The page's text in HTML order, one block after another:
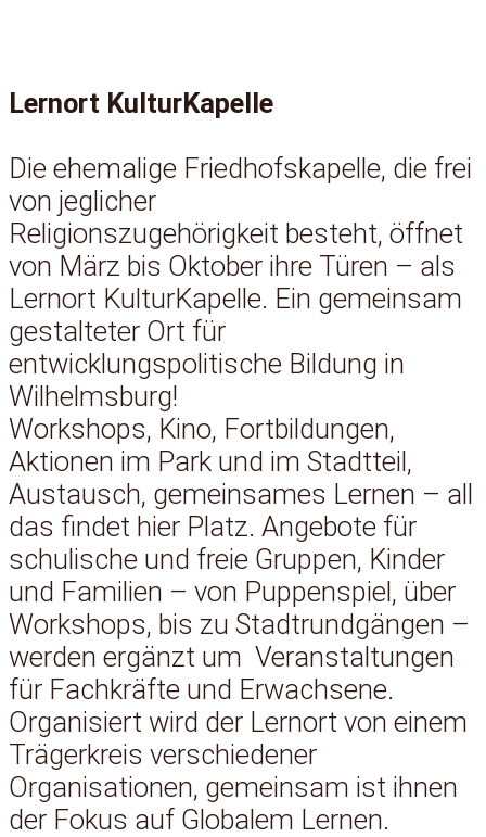
Lernort KulturKapelle
Die ehemalige Friedhofskapelle, die frei
von jeglicher
Religionszugehörigkeit besteht, öffnet
von März bis Oktober ihre Türen – als
Lernort KulturKapelle. Ein gemeinsam
gestalteter Ort für
entwicklungspolitische Bildung in
Wilhelmsburg!
Workshops, Kino, Fortbildungen,
Aktionen im Park und im Stadtteil,
Austausch, gemeinsames Lernen – all
das findet hier Platz. Angebote für
schulische und freie Gruppen, Kinder
und Familien – von Puppenspiel, über
Workshops, bis zu Stadtrundgängen –
werden ergänzt um Veranstaltungen
für Fachkräfte und Erwachsene.
Organisiert wird der Lernort von einem
Trägerkreis verschiedener
Organisationen, gemeinsam ist ihnen
der Fokus auf Globalem Lernen.